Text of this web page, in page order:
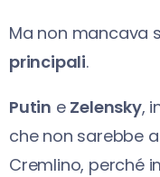
Ma non mancava
principali.
Putin e Zelensky,
che non sarebbe
Cremlino, perché